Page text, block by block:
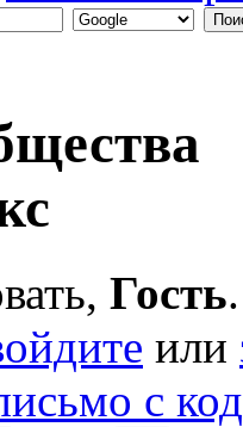
Гость.
или
с